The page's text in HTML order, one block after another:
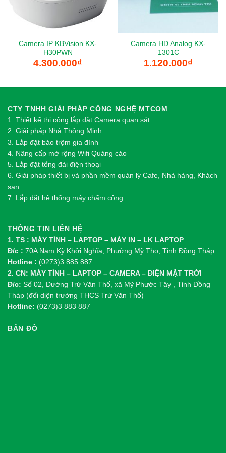
Camera IP KBVision KX-
H30PWN
4.300.000₫
Camera HD Analog KX-
1301C
1.120.000₫
CTY TNHH GIẢI PHÁP CÔNG NGHỆ MTCOM
1. Thiết kế thi công lắp đặt Camera quan sát
2. Giải pháp Nhà Thông Minh
3. Lắp đặt báo trộm gia đình
4. Nâng cấp mở rộng Wifi Quảng cáo
5. Lắp đặt tổng đài điện thoại
6. Giải pháp thiết bị và phần mềm quản lý Cafe, Nhà hàng, Khách
sạn
7. Lắp đặt hệ thống máy chấm công
THÔNG TIN LIÊN HỆ
1. TS : MÁY TÍNH – LAPTOP – MÁY IN – LK LAPTOP
Đ/c : 70A Nam Kỳ Khởi Nghĩa, Phường Mỹ Tho, Tỉnh Đồng Tháp
Hotline : (0273)3 885 887
2. CN: MÁY TÍNH – LAPTOP – CAMERA – ĐIỆN MẶT TRỜI
Đ/c: Số 02, Đường Trừ Văn Thố, xã Mỹ Phước Tây , Tỉnh Đồng
Tháp (đối diện trường THCS Trừ Văn Thố)
Hotline: (0273)3 883 887
BẢN ĐỒ